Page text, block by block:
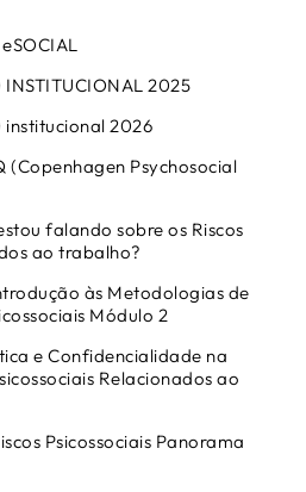
2025
2026
Psychosocial
falando sobre os Riscos
ao trabalho?
às Metodologias de
Módulo 2
e Confidencialidade na
Relacionados ao
Psicossociais Panorama